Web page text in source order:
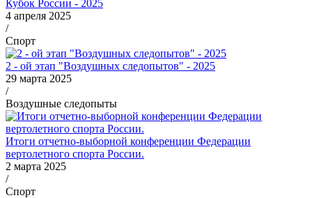
Кубок России - 2025
4 апреля 2025
/
Спорт
2 - ой этап "Воздушных следопытов" - 2025
29 марта 2025
/
Воздушные следопыты
Итоги отчетно-выборной конференции Федерации
вертолетного спорта России.
2 марта 2025
/
Спорт